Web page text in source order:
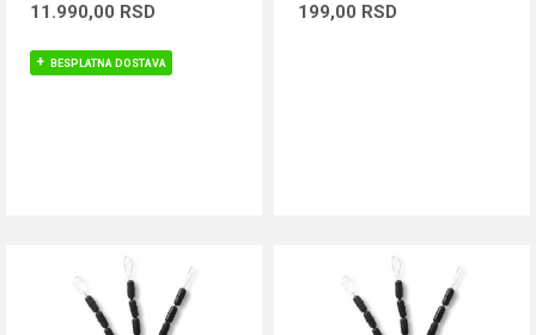
11.990,00 RSD
BESPLATNA DOSTAVA
199,00 RSD